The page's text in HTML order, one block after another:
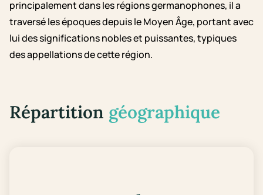
principalement dans les régions germanophones, il a
traversé les époques depuis le Moyen Âge, portant avec
lui des significations nobles et puissantes, typiques
des appellations de cette région.
Répartition géographique